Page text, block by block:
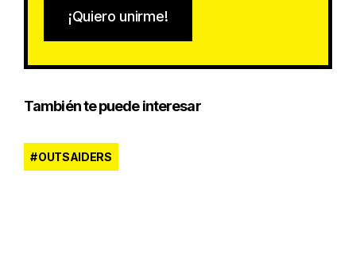
¡Quiero unirme!
También te puede interesar
OUTSAIDERS